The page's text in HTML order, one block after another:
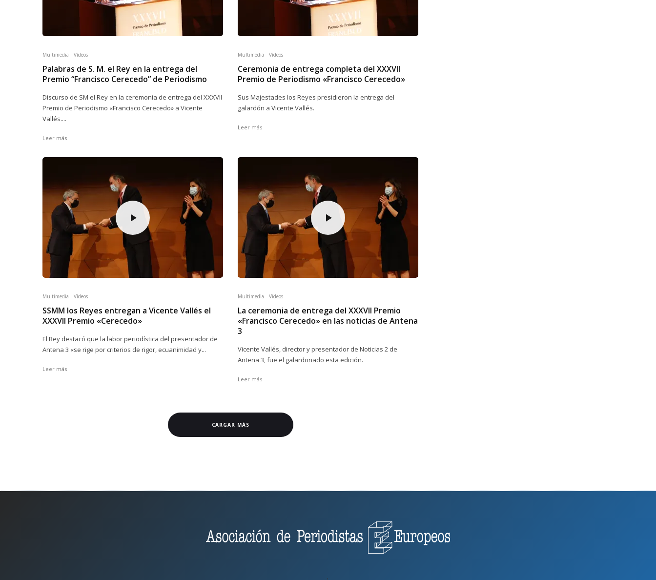
Multimedia Vídeos
Palabras de S. M. el Rey en la entrega del
Premio “Francisco Cerecedo” de Periodismo
Discurso de SM el Rey en la ceremonia de entrega del XXXVII
Premio de Periodismo «Francisco Cerecedo» a Vicente
Vallés....
Leer más
Multimedia Vídeos
Ceremonia de entrega completa del XXXVII
Premio de Periodismo «Francisco Cerecedo»
​​Sus Majestades los Reyes presidieron la entrega del
galardón a Vicente Vallés.
Leer más
Multimedia Vídeos
SSMM los Reyes entregan a Vicente Vallés el
XXXVII Premio «Cerecedo»
El Rey destacó que la labor periodística del presentador de
Antena 3 «se rige por criterios de rigor, ecuanimidad y...
Leer más
Multimedia Vídeos
La ceremonia de entrega del XXXVII Premio
«Francisco Cerecedo» en las noticias de Antena
3
Vicente Vallés, director y presentador de Noticias 2 de
Antena 3, fue el galardonado esta edición.
Leer más
CARGAR MÁS